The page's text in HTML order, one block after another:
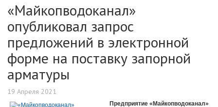
«Майкопводоканал»
опубликовал запрос
предложений в электронной
форме на поставку запорной
арматуры
19 Апреля 2021
Предприятие «Майкопводоканал»